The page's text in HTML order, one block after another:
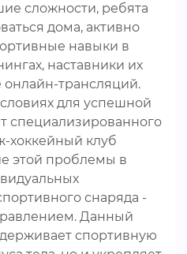
сложности, ребята
дома, активно
навыки в
наставники их
трансляций.
для успешной
специализированного
хоккейный клуб
этой проблемы в
снаряда -
Данный
спортивную